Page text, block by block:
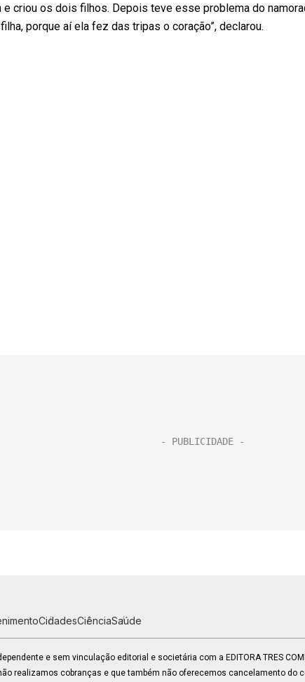
e criou os dois filhos. Depois teve esse problema do
porque aí ela fez das tripas o coração”, declarou.
CidadesCiênciaSaúde
e sem vinculação editorial e societária com a EDITORA TRES
realizamos cobranças e que também não oferecemos cancelamento do